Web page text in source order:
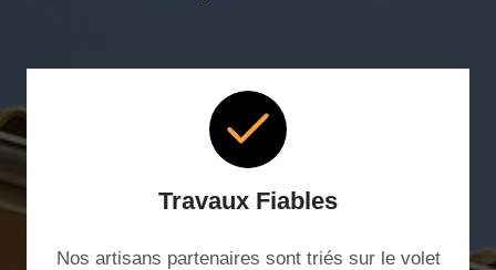
Travaux Fiables
Nos artisans partenaires sont triés sur le volet